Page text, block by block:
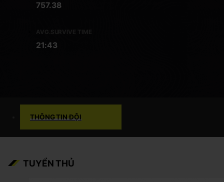
757.38
21:43
THÔNG TIN ĐỘI
TUYỂN THỦ